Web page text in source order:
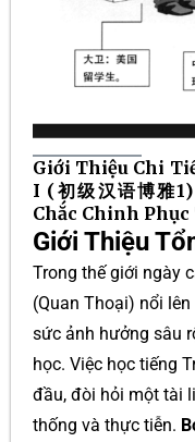
Giới Thiệu Chi
I (初级汉语博雅
Chắc Chinh
Giới Thiệu
Trong thế giới ngày
(Quan Thoại) nổi
sức ảnh hưởng sâu
học. Việc học tiếng
đầu, đòi hỏi một tài
thống và thực tiễn.